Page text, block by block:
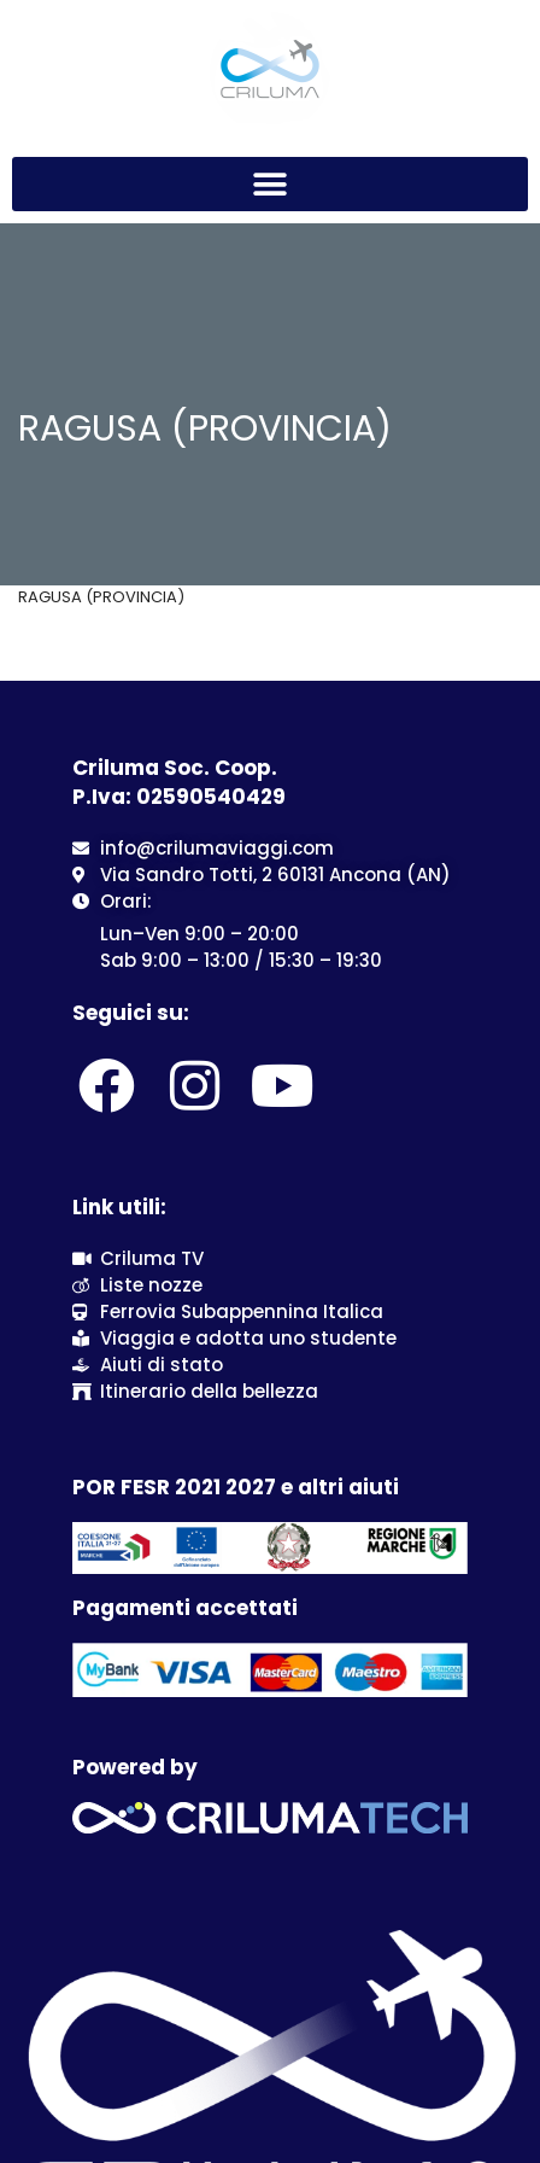
RAGUSA (PROVINCIA)
RAGUSA (PROVINCIA)
Criluma Soc. Coop.
P.Iva: 02590540429
info@crilumaviaggi.com
Via Sandro Totti, 2 60131 Ancona (AN)
Orari:
Lun–Ven 9:00 – 20:00
Sab 9:00 – 13:00 / 15:30 – 19:30
Seguici su:
Link utili:
Criluma TV
Liste nozze
Ferrovia Subappennina Italica
Viaggia e adotta uno studente
Aiuti di stato
Itinerario della bellezza
POR FESR 2021 2027 e altri aiuti
Pagamenti accettati
Powered by